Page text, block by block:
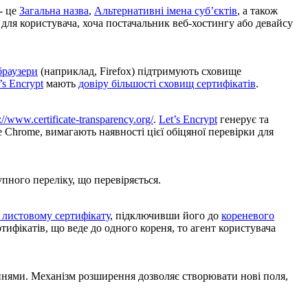
це Загальна назва, Альтернативні імена суб’єктів, а також
користувача, хоча постачальник веб-хостингу або девайсу
(наприклад, Firefox) підтримують сховище
Encrypt мають довіру більшості сховищ сертифікатів.
www.certificate-transparency.org/. Let’s Encrypt генерує та
вимагають наявності цієї обіцяної перевірки для
переліку, що перевіряється.
сертифікату, підключивши його до кореневого
що веде до одного кореня, то агент користувача
Механізм розширення дозволяє створювати нові поля,